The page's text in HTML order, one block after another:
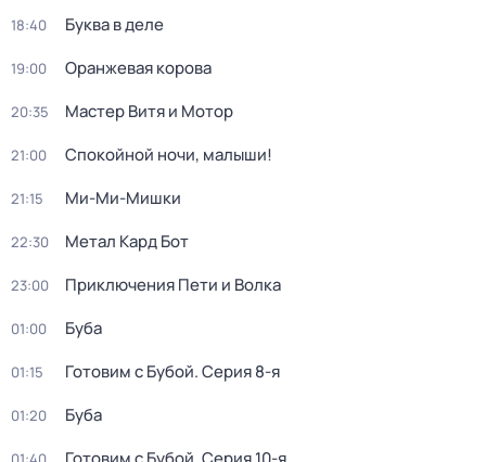
18:40 Буква в деле
19:00 Оранжевая корова
20:35 Мастер Витя и Мотор
21:00 Спокойной ночи, малыши!
21:15 Ми-Ми-Мишки
22:30 Метал Кард Бот
23:00 Приключения Пети и Волка
01:00 Буба
01:15 Готовим с Бубой. Серия 8-я
01:20 Буба